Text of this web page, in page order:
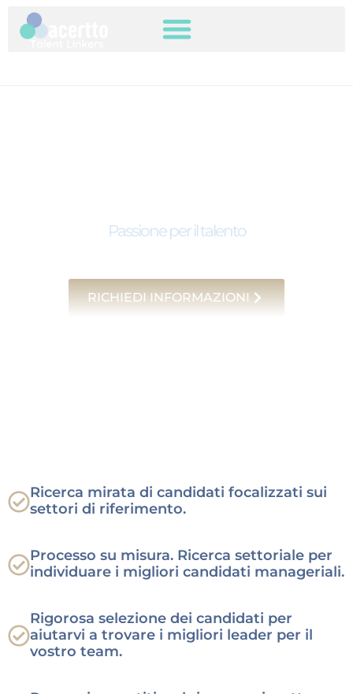
Passione per il talento
RICHIEDI INFORMAZIONI
Siete alla ricerca di Talenti
Executive per la vostra
azienda?
Ricerca mirata di candidati focalizzati sui
settori di riferimento.
Processo su misura. Ricerca settoriale per
individuare i migliori candidati manageriali.
Rigorosa selezione dei candidati per
aiutarvi a trovare i migliori leader per il
vostro team.